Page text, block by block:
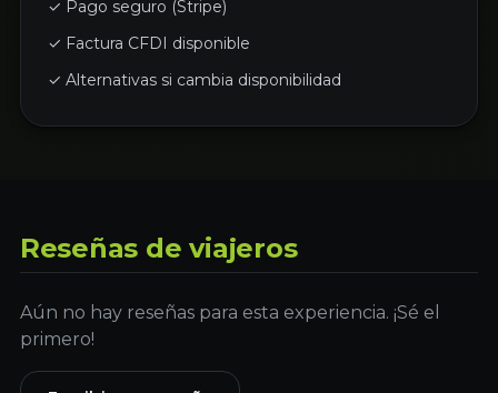
✓ Pago seguro (Stripe)
✓ Factura CFDI disponible
✓ Alternativas si cambia disponibilidad
Reseñas de viajeros
Aún no hay reseñas para esta experiencia. ¡Sé el
primero!